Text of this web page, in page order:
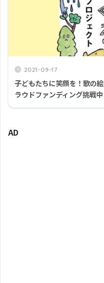
2021-09-17
子どもたちに笑顔を！歌の
ラウドファンディング挑戦中
AD